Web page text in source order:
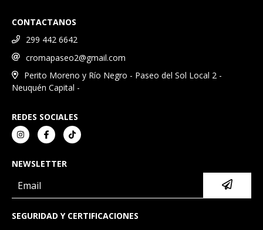
CONTACTANOS
299 442 6642
cromapaseo2@gmail.com
Perito Moreno y Río Negro - Paseo del Sol Local 2 -
Neuquén Capital -
REDES SOCIALES
NEWSLETTER
SEGURIDAD Y CERTIFICACIONES